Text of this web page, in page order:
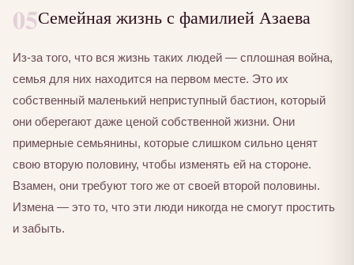
05Семейная жизнь с фамилией Азаева
Из-за того, что вся жизнь таких людей — сплошная война,
семья для них находится на первом месте. Это их
собственный маленький неприступный бастион, который
они оберегают даже ценой собственной жизни. Они
примерные семьянины, которые слишком сильно ценят
свою вторую половину, чтобы изменять ей на стороне.
Взамен, они требуют того же от своей второй половины.
Измена — это то, что эти люди никогда не смогут простить
и забыть.